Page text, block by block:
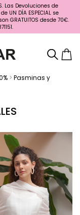
Las Devoluciones de
UN DÍA ESPECIAL se
GRATUITOS desde 70€.
> Pasminas y